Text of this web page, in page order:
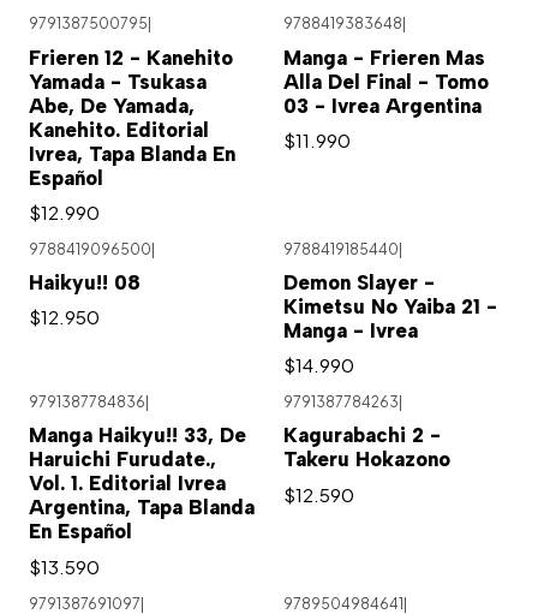
9791387500795
Frieren 12 - Kanehito
Yamada - Tsukasa
Abe, De Yamada,
Kanehito. Editorial
Ivrea, Tapa Blanda En
Español
$12.990
9788419383648
Manga - Frieren Mas
Alla Del Final - Tomo
03 - Ivrea Argentina
$11.990
9788419096500
Haikyu!! 08
$12.950
9788419185440
Demon Slayer -
Kimetsu No Yaiba 21 -
Manga - Ivrea
$14.990
9791387784836
Manga Haikyu!! 33, De
Haruichi Furudate.,
Vol. 1. Editorial Ivrea
Argentina, Tapa Blanda
En Español
$13.590
9791387784263
Kagurabachi 2 -
Takeru Hokazono
$12.590
9791387691097| 9789504984641|